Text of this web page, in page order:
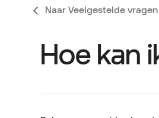
Naar Veelgestelde
Hoe kan